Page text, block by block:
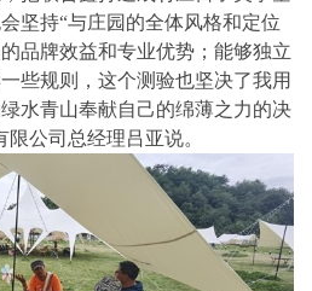
坚持“与庄园的全体风格和定位
品牌效益和专业优势；能够独立
些规则，这个测验也坚决了我用
水青山奉献自己的绵薄之力的决
公司总经理吕亚说。